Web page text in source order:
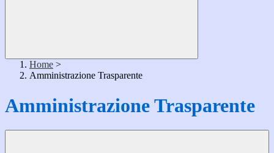
Home >
Amministrazione Trasparente
Amministrazione Trasparente